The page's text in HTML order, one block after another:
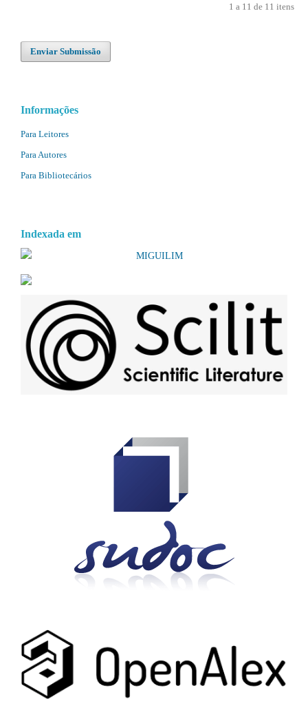
1 a 11 de 11 itens
Enviar Submissão
Informações
Para Leitores
Para Autores
Para Bibliotecários
Indexada em